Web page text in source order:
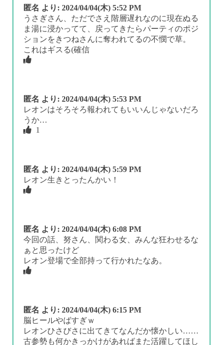
匿名 より: 2024/04/04(木) 5:52 PM
うさぎさん、ただでさえ階層遅れなのに現在ぬる
ま湯に浸かってて、戻ってきたらパーティのポジ
ションをきつねさんに奪われてるの不憫で草。
これはギスる(確信
匿名 より: 2024/04/04(木) 5:53 PM
レオンはそろそろ報われてもいいんじゃないだろ
うか…
1
匿名 より: 2024/04/04(木) 5:59 PM
レオン生きとったんかい！
匿名 より: 2024/04/04(木) 6:08 PM
今回の話、努さん、関わる女、みんな狂わせるな
ぁと思ったけど
レオン登場で全部持って行かれたなあ。
匿名 より: 2024/04/04(木) 6:15 PM
脳ヒールやばすぎｗ
レオンひさびさに出てきてなんだか懐かしい……
古参勢も何かきっかけがあればまた活躍してほし